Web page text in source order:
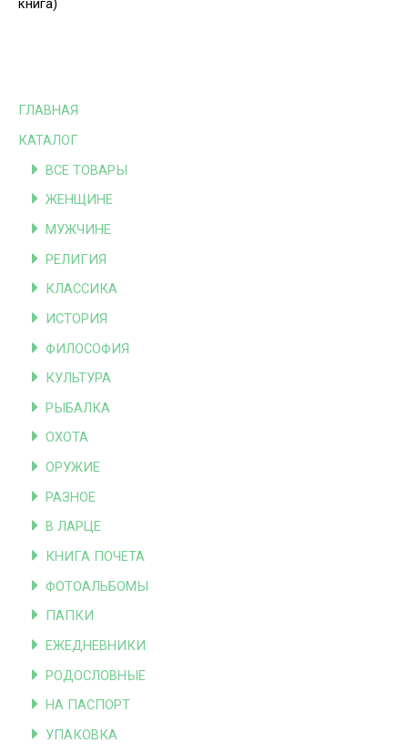
ГЛАВНАЯ
КАТАЛОГ
ВСЕ ТОВАРЫ
ЖЕНЩИНЕ
МУЖЧИНЕ
РЕЛИГИЯ
КЛАССИКА
ИСТОРИЯ
ФИЛОСОФИЯ
КУЛЬТУРА
РЫБАЛКА
ОХОТА
ОРУЖИЕ
РАЗНОЕ
В ЛАРЦЕ
КНИГА ПОЧЕТА
ФОТОАЛЬБОМЫ
ПАПКИ
ЕЖЕДНЕВНИКИ
РОДОСЛОВНЫЕ
НА ПАСПОРТ
УПАКОВКА
книга)